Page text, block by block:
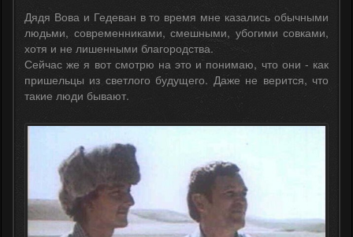
Дядя Вова и Гедеван в то время мне казались обычными
людьми, современниками, смешными, убогими совками,
хотя и не лишенными благородства.
Сейчас же я вот смотрю на это и понимаю, что они - как
пришельцы из светлого будущего. Даже не верится, что
такие люди бывают.